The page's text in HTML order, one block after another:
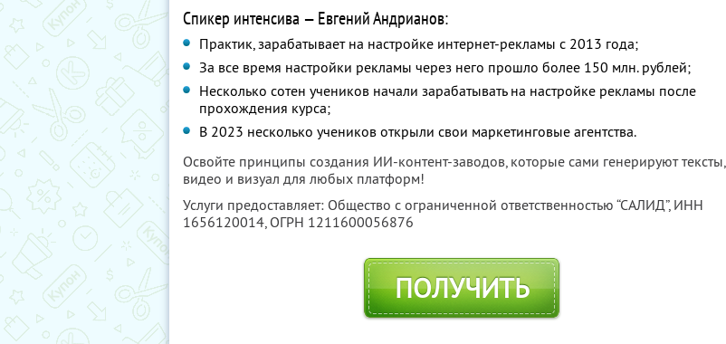
Спикер интенсива — Евгений Андрианов:
Практик, зарабатывает на настройке интернет-рекламы с 2013 года;
За все время настройки рекламы через него прошло более 150 млн. рублей;
Несколько сотен учеников начали зарабатывать на настройке рекламы после
прохождения курса;
В 2023 несколько учеников открыли свои маркетинговые агентства.
Освойте принципы создания ИИ-контент-заводов, которые сами генерируют тексты,
видео и визуал для любых платформ!
Услуги предоставляет: Общество с ограниченной ответственностью “САЛИД”, ИНН
1656120014, ОГРН 1211600056876
ПОЛУЧИТЬ